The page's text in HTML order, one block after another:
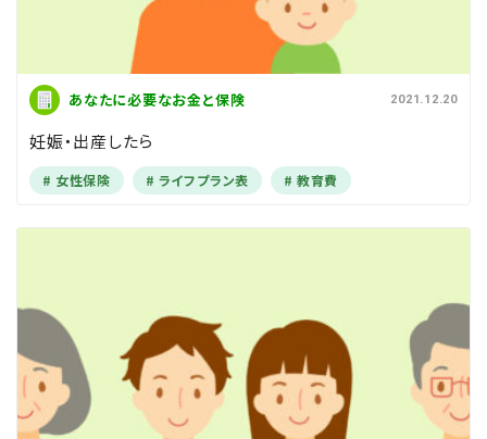
あなたに必要なお金と保険 2021.12.20
妊娠・出産したら
女性保険 ライフプラン表 教育費